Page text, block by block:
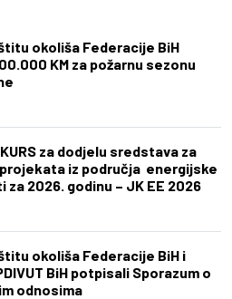
okoliša Federacije BiH
KM za požarnu sezonu
za dodjelu sredstava za
iz područja energijske
2026. godinu – JK EE 2026
okoliša Federacije BiH i
BiH potpisali Sporazum o
odnosima